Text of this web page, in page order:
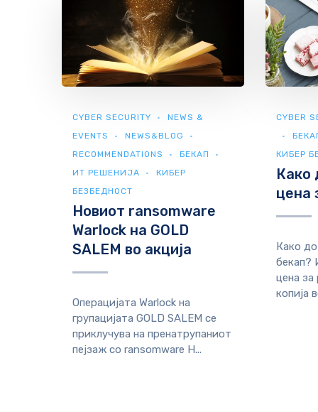
CYBER SECURITY
NEWS &
EVENTS
NEWS&BLOG
RECOMMENDATIONS
БЕКАП
ИТ РЕШЕНИЈА
КИБЕР
БЕЗБЕДНОСТ
Новиот ransomware
Warlock на GOLD
SALEM во акција
Операцијата Warlock на
групацијата GOLD SALEM се
приклучува на пренатрупаниот
пејзаж со ransomware Н...
CYBER
КИБЕР
Како
цена
Како
бекап?
цена за
копија